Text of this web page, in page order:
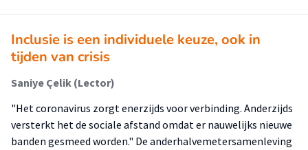
Inclusie is een individuele keuze, ook in
tijden van crisis
Saniye Çelik (Lector)
"Het coronavirus zorgt enerzijds voor verbinding. Anderzijds
versterkt het de sociale afstand omdat er nauwelijks nieuwe
banden gesmeed worden." De anderhalvemetersamenleving